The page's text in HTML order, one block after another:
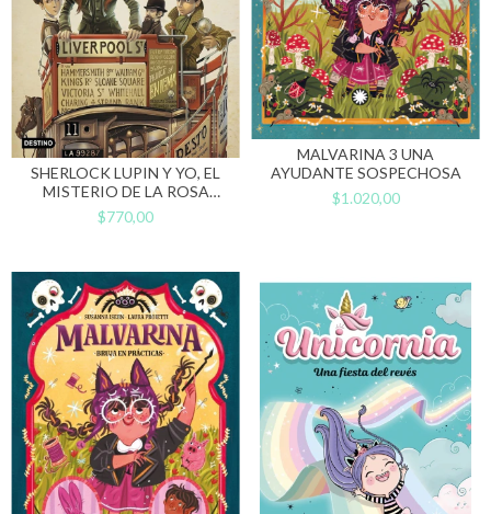
SHERLOCK LUPIN Y YO, EL
MISTERIO DE LA ROSA
ESCARLATA
$770,00
MALVARINA 3 UNA
AYUDANTE SOSPECHOSA
$1.020,00